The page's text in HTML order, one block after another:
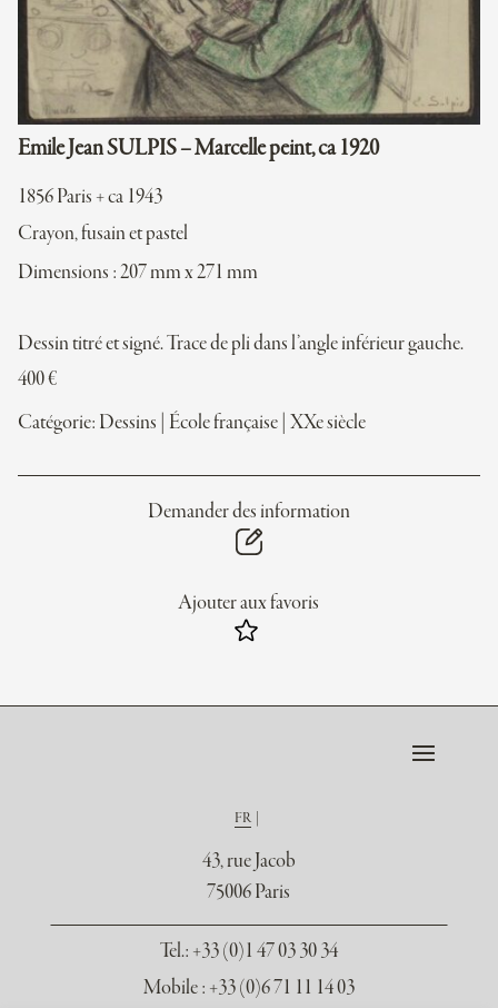
Emile Jean SULPIS – Marcelle peint, ca 1920
1856 Paris + ca 1943
Crayon, fusain et pastel
Dimensions : 207 mm x 271 mm
Dessin titré et signé. Trace de pli dans l’angle inférieur gauche.
400€
Catégorie: Dessins École française XXe siècle
Demander des information
Ajouter aux favoris
FR
43, rue Jacob
75006 Paris
Tel.: +33 (0)1 47 03 30 34
Mobile : +33 (0)6 71 11 14 03